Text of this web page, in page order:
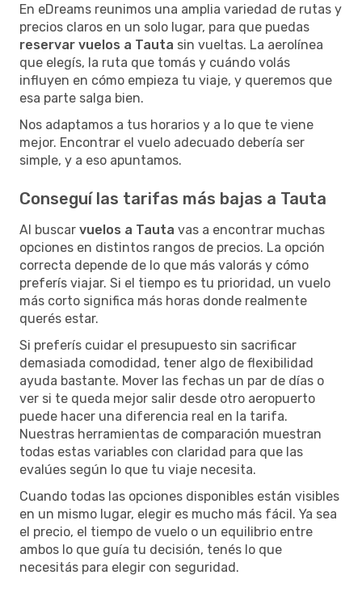
En eDreams reunimos una amplia variedad de rutas y
precios claros en un solo lugar, para que puedas
reservar vuelos a Tauta sin vueltas. La aerolínea
que elegís, la ruta que tomás y cuándo volás
influyen en cómo empieza tu viaje, y queremos que
esa parte salga bien.
Nos adaptamos a tus horarios y a lo que te viene
mejor. Encontrar el vuelo adecuado debería ser
simple, y a eso apuntamos.
Conseguí las tarifas más bajas a Tauta
Al buscar vuelos a Tauta vas a encontrar muchas
opciones en distintos rangos de precios. La opción
correcta depende de lo que más valorás y cómo
preferís viajar. Si el tiempo es tu prioridad, un vuelo
más corto significa más horas donde realmente
querés estar.
Si preferís cuidar el presupuesto sin sacrificar
demasiada comodidad, tener algo de flexibilidad
ayuda bastante. Mover las fechas un par de días o
ver si te queda mejor salir desde otro aeropuerto
puede hacer una diferencia real en la tarifa.
Nuestras herramientas de comparación muestran
todas estas variables con claridad para que las
evalúes según lo que tu viaje necesita.
Cuando todas las opciones disponibles están visibles
en un mismo lugar, elegir es mucho más fácil. Ya sea
el precio, el tiempo de vuelo o un equilibrio entre
ambos lo que guía tu decisión, tenés lo que
necesitás para elegir con seguridad.